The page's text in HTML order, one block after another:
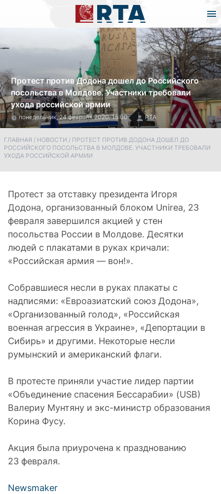
Протест против Додона дошел до Российского
посольства в Молдове. Участники требовали
ухода российской армии
понедельник, 24 февраля 2020, 15:00 RTA
ГЛАВНАЯ / НОВОСТИ / ПРОТЕСТ ПРОТИВ ДОДОНА ДОШЕЛ ДО
РОССИЙСКОГО ПОСОЛЬСТВА В МОЛДОВЕ. УЧАСТНИКИ ТРЕБОВАЛИ
УХОДА РОССИЙСКОЙ АРМИИ
Протест за отставку президента Игоря
Додона, организованный блоком Unirea, 23
февраля завершился акцией у стен
посольства России в Молдове. Десятки
людей с плакатами в руках кричали:
«Российская армия — вон!».
Собравшиеся несли в руках плакаты с
надписями: «Евроазиатский союз Додона»,
«Организованный голод», «Российская
военная агрессия в Украине», «Депортации в
Сибирь» и другими. Некоторые несли
румынский и американский флаги.
В протесте приняли участие лидер партии
«Объединение спасения Бессарабии» (USB)
Валериу Мунтяну и экс-министр образования
Корина Фусу.
Акция была приурочена к празднованию
23 февраля.
Newsmaker